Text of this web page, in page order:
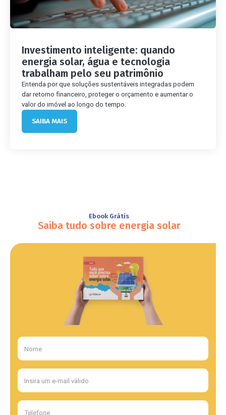
Investimento inteligente: quando
energia solar, água e tecnologia
trabalham pelo seu patrimônio
Entenda por que soluções sustentáveis integradas podem
dar retorno financeiro, proteger o orçamento e aumentar o
valor do imóvel ao longo do tempo.
SAIBA MAIS
Ebook Grátis
Saiba tudo sobre energia solar